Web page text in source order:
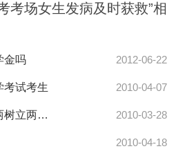
考场女生发病及时获救”相
金吗 2012-06-22
试考生 2010-04-07
自考学习技巧：两慎重两树立两细心 2010-03-28
2010-04-18